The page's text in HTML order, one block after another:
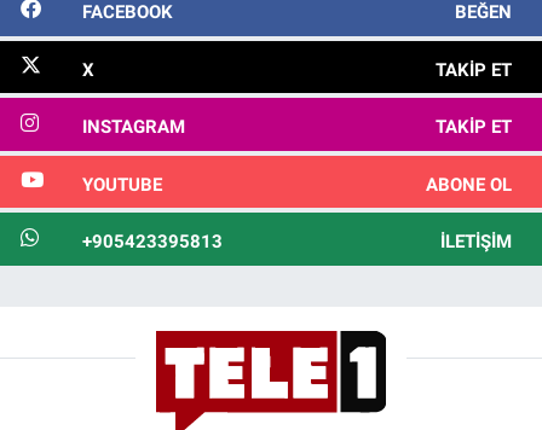
FACEBOOK BEĞEN
X TAKIP ET
INSTAGRAM TAKIP ET
YOUTUBE ABONE OL
+905423395813 İLETIŞIM